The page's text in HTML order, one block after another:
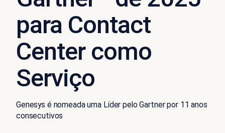
para Contact
Center como
Serviço
Genesys é nomeada uma Líder pelo Gartner por 11 anos
consecutivos